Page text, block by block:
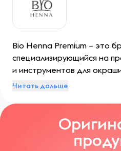
Bio Henna Premium – это
специализирующийся на
и инструментов для
бровей. Он был создан в
Viplashes.
Читать дальше